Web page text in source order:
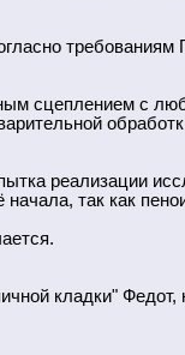
сцеплением с
реализации
так как
кладки"